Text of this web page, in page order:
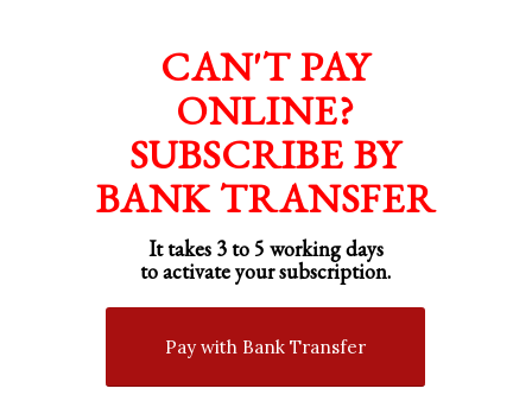
CAN'T PAY
ONLINE?
SUBSCRIBE BY
BANK TRANSFER
It takes 3 to 5 working days
to activate your subscription.
Pay with Bank Transfer